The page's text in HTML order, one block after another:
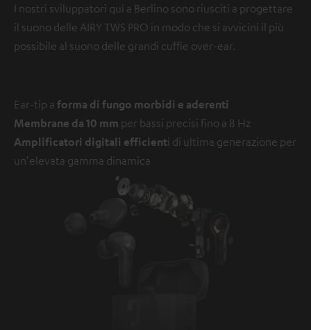
sulla privacy.
I nostri sviluppatori qui a Berlino sono riusciti a progettare
il suono delle AIRY TWS PRO in modo che si avvicini il più
possibile al suono delle grandi cuffie over-ear.
Ear-tip a forma di fungo morbidi e aderenti
Membrane da 10 mm per bassi precisi fino a 8 Hz
Amplificatori digitali efficienti di ultima generazione per
un'elevata gamma dinamica